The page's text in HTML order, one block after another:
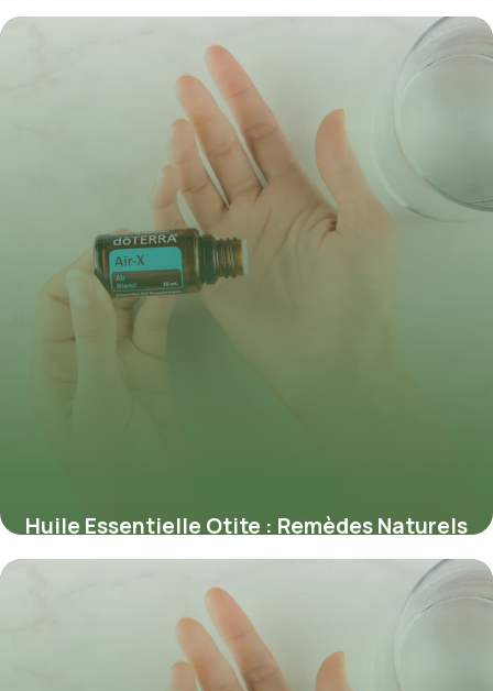
Naturels
Huile Essentielle Otite : Remèdes Naturels
28 mai 2026